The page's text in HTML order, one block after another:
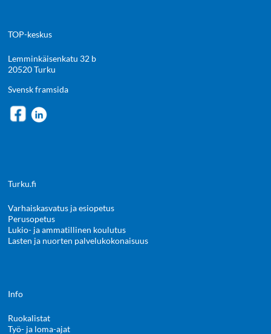
TOP-keskus
Lemminkäisenkatu 32 b
20520 Turku
Svensk framsida
Turku.fi
Varhaiskasvatus ja esiopetus
Perusopetus
Lukio- ja ammatillinen koulutus
Lasten ja nuorten palvelukokonaisuus
Info
Ruokalistat
Työ- ja loma-ajat